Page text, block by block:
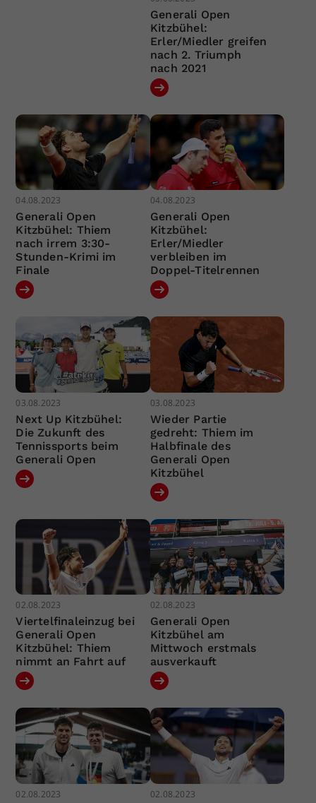
Generali Open
Kitzbühel:
Erler/Miedler greifen
nach 2. Triumph
nach 2021
04.08.2023
Generali Open
Kitzbühel: Thiem
nach irrem 3:30-
Stunden-Krimi im
Finale
04.08.2023
Generali Open
Kitzbühel:
Erler/Miedler
verbleiben im
Doppel-Titelrennen
03.08.2023
Next Up Kitzbühel:
Die Zukunft des
Tennissports beim
Generali Open
03.08.2023
Wieder Partie
gedreht: Thiem im
Halbfinale des
Generali Open
Kitzbühel
02.08.2023
Viertelfinaleinzug bei
Generali Open
Kitzbühel: Thiem
nimmt an Fahrt auf
02.08.2023
Generali Open
Kitzbühel am
Mittwoch erstmals
ausverkauft
02.08.2023 02.08.2023